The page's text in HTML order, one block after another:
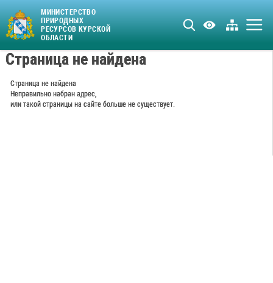
МИНИСТЕРСТВО
ПРИРОДНЫХ
РЕСУРСОВ КУРСКОЙ
ОБЛАСТИ
Страница не найдена
Страница не найдена
Неправильно набран адрес,
или такой страницы на сайте больше не существует.